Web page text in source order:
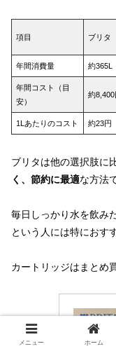
項目 ブリタ
年間消費量 約365L
年間コスト（目
安）
約8,400
1Lあたりのコスト 約23円
ブリタは他の選択肢に
く、節約に最適な方法
毎日しっかり水を飲み
という人には特におす
カートリッジはまとめ
メニュー ホーム